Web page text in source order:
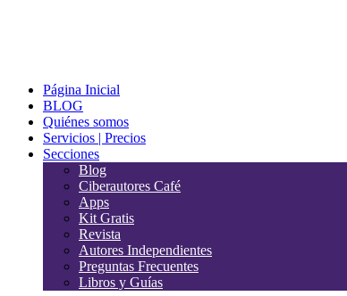
Página Inicial
BLOG
Quiénes somos
Servicios | Precios
Secciones
Blog
Ciberautores Café
Apps
Kit Gratis
Revista
Autores Independientes
Preguntas Frecuentes
Libros y Guías